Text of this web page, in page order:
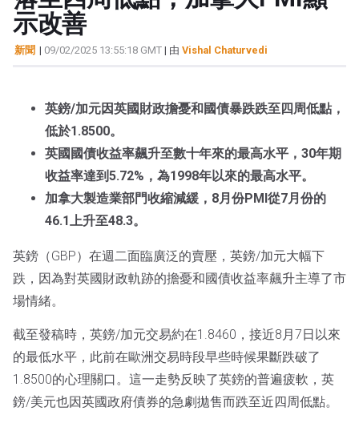
示改善
新聞 | 09/02/2025 13:55:18 GMT | 由 Vishal Chaturvedi
英鎊/加元因英國財政擔憂和國債暴跌跌至四周低點，
低於1.8500。
英國國債收益率飆升至數十年來的最高水平，30年期
收益率達到5.72%，為1998年以來的最高水平。
加拿大製造業部門收縮減緩，8月份PMI從7月份的
46.1上升至48.3。
英鎊（GBP）在週二面臨廣泛的賣壓，英鎊/加元大幅下
跌，因為對英國財政軌跡的擔憂和國債收益率飆升主導了市
場情緒。
截至發稿時，英鎊/加元交易約在1.8460，接近8月7日以來
的最低水平，此前在歐洲交易時段早些時候果斷跌破了
1.8500的心理關口。這一走勢反映了英鎊的普遍疲軟，英
鎊/美元也因英國政府債券的急劇拋售而跌至近四周低點。